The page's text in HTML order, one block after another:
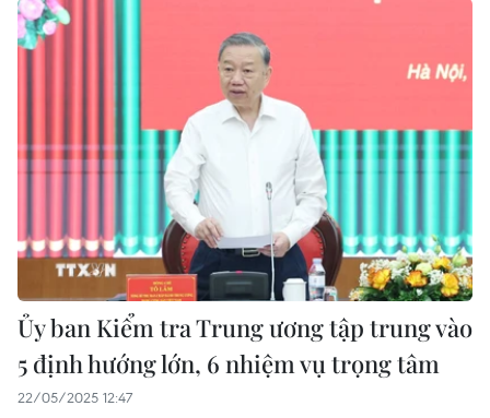
Ủy ban Kiểm tra Trung ương tập trung vào
5 định hướng lớn, 6 nhiệm vụ trọng tâm
22/05/2025 12:47